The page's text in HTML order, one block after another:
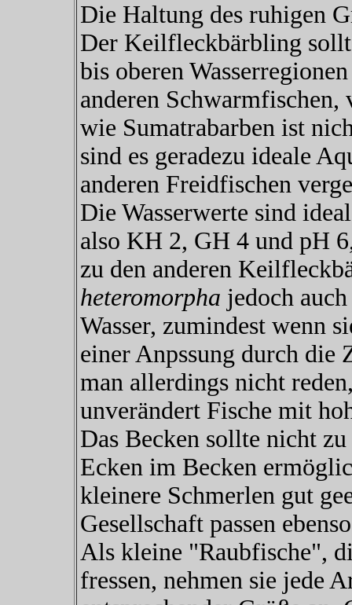
Die Haltung des ruhigen
Der Keilfleckbärbling
bis oberen
anderen
wie Sumatrabarben ist
sind es geradezu ideale
anderen Freidfischen
Die Wasserwerte sind
also KH 2, GH 4 und pH
zu den anderen
heteromorpha jedoch
Wasser, zumindest wenn
einer Anpssung durch die
man allerdings nicht
unverändert Fische mit
Das Becken sollte nicht
Ecken im Becken
kleinere Schmerlen gut
Gesellschaft passen
Als kleine "Raubfische",
fressen, nehmen sie jede